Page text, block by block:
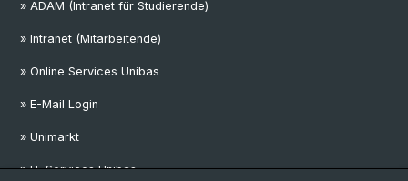
» ADAM (Intranet für Studierende)
» Intranet (Mitarbeitende)
» Online Services Unibas
» E-Mail Login
» Unimarkt
» IT-Services Unibas